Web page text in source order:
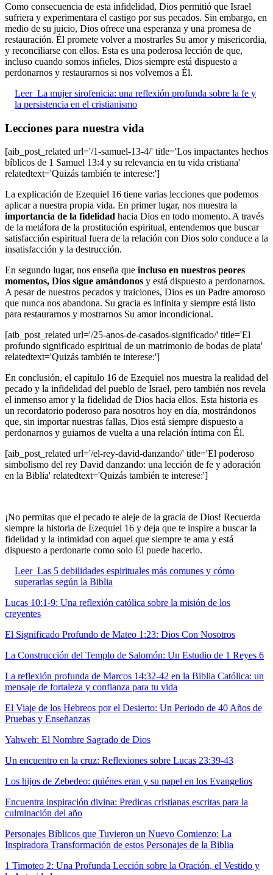
Como consecuencia de esta infidelidad, Dios permitió que Israel
sufriera y experimentara el castigo por sus pecados. Sin embargo, en
medio de su juicio, Dios ofrece una esperanza y una promesa de
restauración. Él promete volver a mostrarles Su amor y misericordia,
y reconciliarse con ellos. Esta es una poderosa lección de que,
incluso cuando somos infieles, Dios siempre está dispuesto a
perdonarnos y restaurarnos si nos volvemos a Él.
Leer La mujer sirofenicia: una reflexión profunda sobre la fe y
la persistencia en el cristianismo
Lecciones para nuestra vida
[aib_post_related url='/1-samuel-13-4/' title='Los impactantes hechos
bíblicos de 1 Samuel 13:4 y su relevancia en tu vida cristiana'
relatedtext='Quizás también te interese:']
La explicación de Ezequiel 16 tiene varias lecciones que podemos
aplicar a nuestra propia vida. En primer lugar, nos muestra la
importancia de la fidelidad hacia Dios en todo momento. A través
de la metáfora de la prostitución espiritual, entendemos que buscar
satisfacción espiritual fuera de la relación con Dios solo conduce a la
insatisfacción y la destrucción.
En segundo lugar, nos enseña que incluso en nuestros peores
momentos, Dios sigue amándonos y está dispuesto a perdonarnos.
A pesar de nuestros pecados y traiciones, Dios es un Padre amoroso
que nunca nos abandona. Su gracia es infinita y siempre está listo
para restaurarnos y mostrarnos Su amor incondicional.
[aib_post_related url='/25-anos-de-casados-significado/' title='El
profundo significado espiritual de un matrimonio de bodas de plata'
relatedtext='Quizás también te interese:']
En conclusión, el capítulo 16 de Ezequiel nos muestra la realidad del
pecado y la infidelidad del pueblo de Israel, pero también nos revela
el inmenso amor y la fidelidad de Dios hacia ellos. Esta historia es
un recordatorio poderoso para nosotros hoy en día, mostrándonos
que, sin importar nuestras fallas, Dios está siempre dispuesto a
perdonarnos y guiarnos de vuelta a una relación íntima con Él.
[aib_post_related url='/el-rey-david-danzando/' title='El poderoso
simbolismo del rey David danzando: una lección de fe y adoración
en la Biblia' relatedtext='Quizás también te interese:']
¡No permitas que el pecado te aleje de la gracia de Dios! Recuerda
siempre la historia de Ezequiel 16 y deja que te inspire a buscar la
fidelidad y la intimidad con aquel que siempre te ama y está
dispuesto a perdonarte como solo Él puede hacerlo.
Leer Las 5 debilidades espirituales más comunes y cómo
superarlas según la Biblia
Lucas 10:1-9: Una reflexión católica sobre la misión de los
creyentes
El Significado Profundo de Mateo 1:23: Dios Con Nosotros
La Construcción del Templo de Salomón: Un Estudio de 1 Reyes 6
La reflexión profunda de Marcos 14:32-42 en la Biblia Católica: un
mensaje de fortaleza y confianza para tu vida
El Viaje de los Hebreos por el Desierto: Un Periodo de 40 Años de
Pruebas y Enseñanzas
Yahweh: El Nombre Sagrado de Dios
Un encuentro en la cruz: Reflexiones sobre Lucas 23:39-43
Los hijos de Zebedeo: quiénes eran y su papel en los Evangelios
Encuentra inspiración divina: Predicas cristianas escritas para la
culminación del año
Personajes Bíblicos que Tuvieron un Nuevo Comienzo: La
Inspiradora Transformación de estos Personajes de la Biblia
1 Timoteo 2: Una Profunda Lección sobre la Oración, el Vestido y